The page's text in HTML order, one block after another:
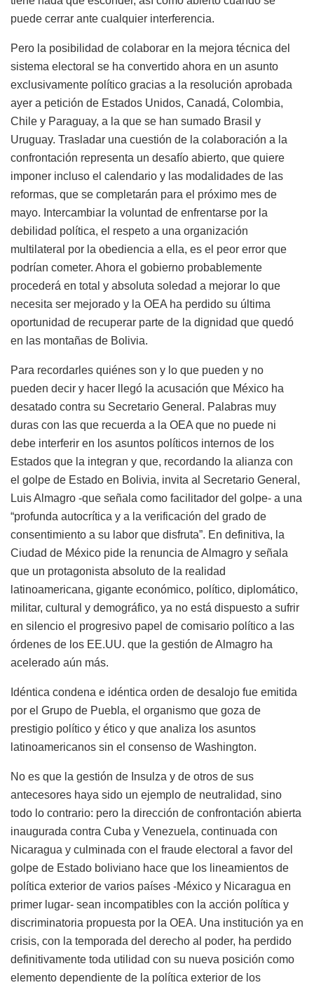
puede cerrar ante cualquier interferencia.
Pero la posibilidad de colaborar en la mejora técnica del
sistema electoral se ha convertido ahora en un asunto
exclusivamente político gracias a la resolución aprobada
ayer a petición de Estados Unidos, Canadá, Colombia,
Chile y Paraguay, a la que se han sumado Brasil y
Uruguay. Trasladar una cuestión de la colaboración a la
confrontación representa un desafío abierto, que quiere
imponer incluso el calendario y las modalidades de las
reformas, que se completarán para el próximo mes de
mayo. Intercambiar la voluntad de enfrentarse por la
debilidad política, el respeto a una organización
multilateral por la obediencia a ella, es el peor error que
podrían cometer. Ahora el gobierno probablemente
procederá en total y absoluta soledad a mejorar lo que
necesita ser mejorado y la OEA ha perdido su última
oportunidad de recuperar parte de la dignidad que quedó
en las montañas de Bolivia.
Para recordarles quiénes son y lo que pueden y no
pueden decir y hacer llegó la acusación que México ha
desatado contra su Secretario General. Palabras muy
duras con las que recuerda a la OEA que no puede ni
debe interferir en los asuntos políticos internos de los
Estados que la integran y que, recordando la alianza con
el golpe de Estado en Bolivia, invita al Secretario General,
Luis Almagro -que señala como facilitador del golpe- a una
“profunda autocrítica y a la verificación del grado de
consentimiento a su labor que disfruta”. En definitiva, la
Ciudad de México pide la renuncia de Almagro y señala
que un protagonista absoluto de la realidad
latinoamericana, gigante económico, político, diplomático,
militar, cultural y demográfico, ya no está dispuesto a sufrir
en silencio el progresivo papel de comisario político a las
órdenes de los EE.UU. que la gestión de Almagro ha
acelerado aún más.
Idéntica condena e idéntica orden de desalojo fue emitida
por el Grupo de Puebla, el organismo que goza de
prestigio político y ético y que analiza los asuntos
latinoamericanos sin el consenso de Washington.
No es que la gestión de Insulza y de otros de sus
antecesores haya sido un ejemplo de neutralidad, sino
todo lo contrario: pero la dirección de confrontación abierta
inaugurada contra Cuba y Venezuela, continuada con
Nicaragua y culminada con el fraude electoral a favor del
golpe de Estado boliviano hace que los lineamientos de
política exterior de varios países -México y Nicaragua en
primer lugar- sean incompatibles con la acción política y
discriminatoria propuesta por la OEA. Una institución ya en
crisis, con la temporada del derecho al poder, ha perdido
definitivamente toda utilidad con su nueva posición como
elemento dependiente de la política exterior de los